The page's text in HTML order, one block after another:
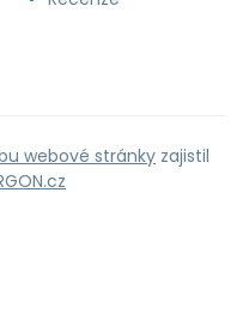
webové stránky zajistil